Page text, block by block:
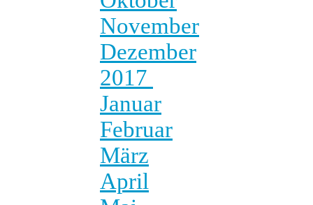
November
Dezember
2017
Januar
Februar
März
April